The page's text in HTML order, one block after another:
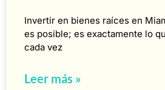
Invertir en bienes raíces en
es posible; es exactamente lo
cada vez
Leer más »